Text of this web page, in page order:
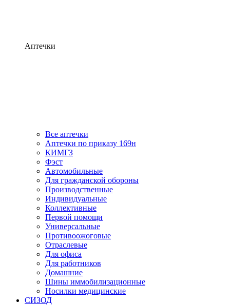
Аптечки
Все аптечки
Аптечки по приказу 169н
КИМГЗ
Фэст
Автомобильные
Для гражданской обороны
Производственные
Индивидуальные
Коллективные
Первой помощи
Универсальные
Противоожоговые
Отраслевые
Для офиса
Для работников
Домашние
Шины иммобилизационные
Носилки медицинские
СИЗОД